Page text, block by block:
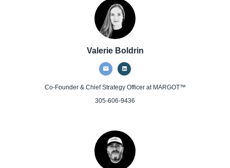
Valerie Boldrin
Co-Founder & Chief Strategy Officerat MARGOT™
305-606-9436